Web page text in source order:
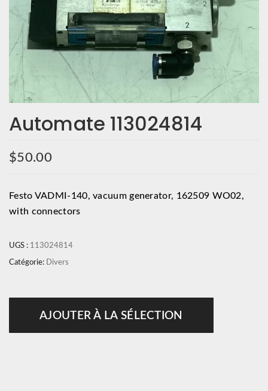
Automate 113024814
$50.00
Festo VADMI-140, vacuum generator, 162509 WO02,
with connectors
UGS : 113024814
Catégorie: Divers
AJOUTER À LA SÉLECTION